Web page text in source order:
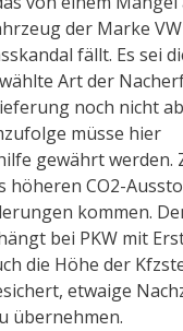
der Marke
fällt. Es sei
Art der
noch nicht
müsse hier
gewährt werden.
höheren CO2-
kommen.
bei PKW mit
die Höhe der
etwaige
übernehmen.